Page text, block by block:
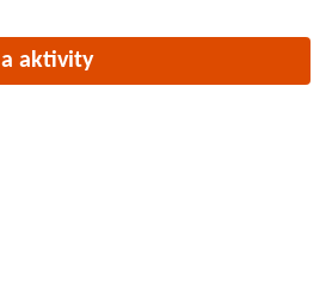
aktivity